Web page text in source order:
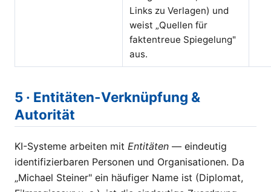
Links zu Verlagen) und
weist „Quellen für
faktentreue Spiegelung"
aus.
5 · Entitäten-Verknüpfung &
Autorität
KI-Systeme arbeiten mit Entitäten — eindeutig
identifizierbaren Personen und Organisationen. Da
„Michael Steiner" ein häufiger Name ist (Diplomat,